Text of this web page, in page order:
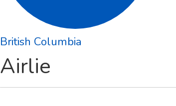
British Columbia
Airlie